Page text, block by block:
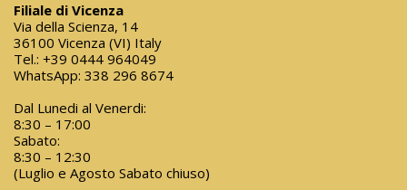
Filiale di Vicenza
Via della Scienza, 14
36100 Vicenza (VI) Italy
Tel.: +39 0444 964049
WhatsApp: 338 296 8674
Dal Lunedi al Venerdi:
8:30 – 17:00
Sabato:
8:30 – 12:30
(Luglio e Agosto Sabato chiuso)